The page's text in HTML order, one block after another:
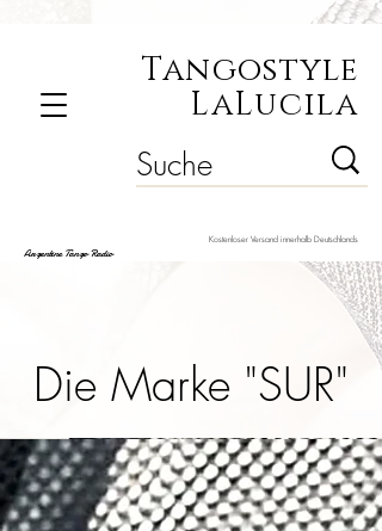
Tangostyle
LaLucila
Kostenloser Versand innerhalb Deutschlands
Argentine Tango Radio
Die Marke "SUR"